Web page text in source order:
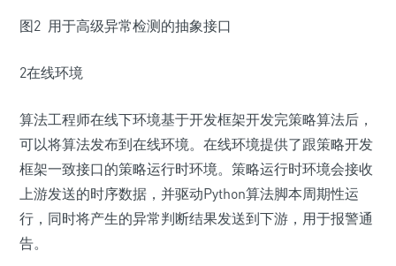
图2 用于高级异常检测的抽象接口
2在线环境
算法工程师在线下环境基于开发框架开发完策略算法后，
可以将算法发布到在线环境。在线环境提供了跟策略开发
框架一致接口的策略运行时环境。策略运行时环境会接收
上游发送的时序数据，并驱动Python算法脚本周期性运
行，同时将产生的异常判断结果发送到下游，用于报警通
告。